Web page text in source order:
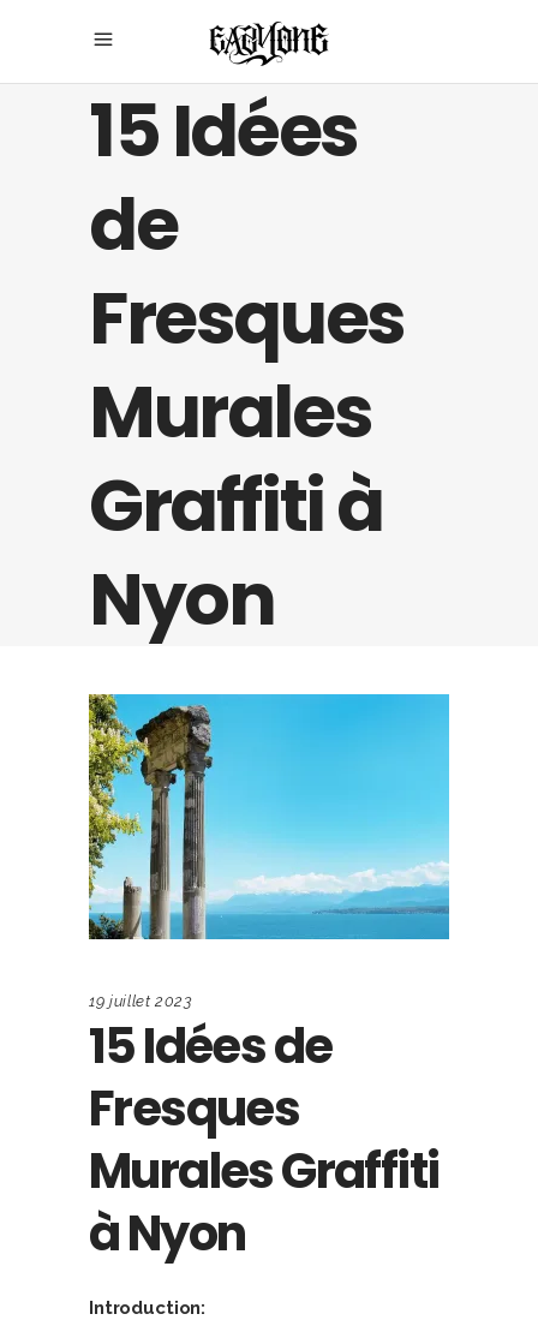
15 Idées
de
Fresques
Murales
Graffiti à
Nyon
19 juillet 2023
15 Idées de
Fresques
Murales Graffiti
à Nyon
Introduction: